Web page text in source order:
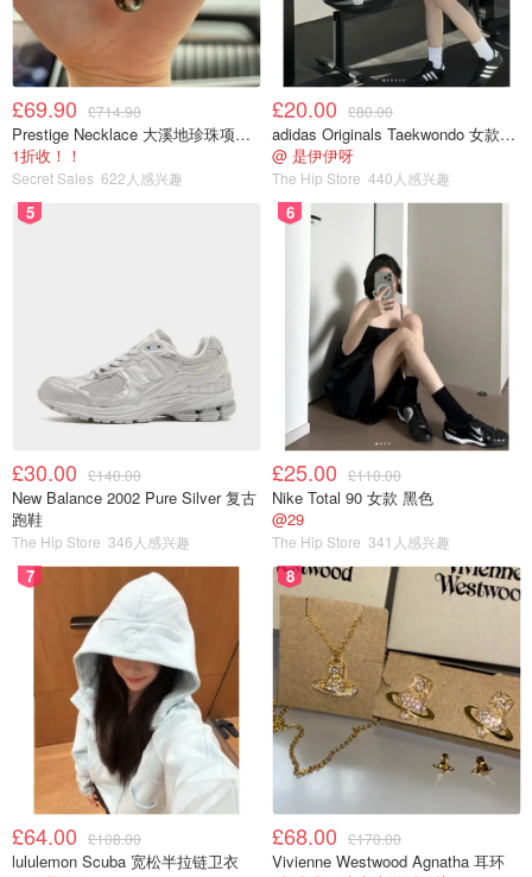
£69.90 £714.90
Prestige Necklace 大溪地珍珠项链 10-11mm
1折收！！
Secret Sales 622人感兴趣
£20.00 £80.00
adidas Originals Taekwondo 女款黑色运动鞋
@ 是伊伊呀
The Hip Store 440人感兴趣
5
£30.00 £140.00
New Balance 2002 Pure Silver 复古
跑鞋
The Hip Store 346人感兴趣
6
£25.00 £110.00
Nike Total 90 女款 黑色
@29
The Hip Store 341人感兴趣
7
£64.00 £108.00
lululemon Scuba 宽松半拉链卫衣
8
£68.00 £170.00
Vivienne Westwood Agnatha 耳环